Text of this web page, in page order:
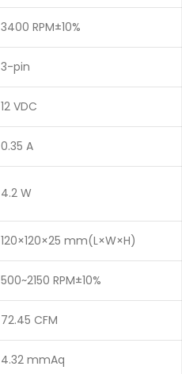
3400 RPM±10%
3-pin
12 VDC
0.35 A
4.2 W
120×120×25 mm(L×W×H)
500~2150 RPM±10%
72.45 CFM
4.32 mmAq